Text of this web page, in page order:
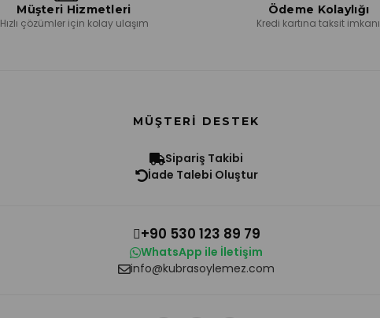
Müşteri Hizmetleri
Hızlı çözümler için kolay ulaşım
Ödeme Kolaylığı
Kredi kartına taksit imkanı
MÜŞTERI DESTEK
Sipariş Takibi
İade Talebi Oluştur
+90 530 123 89 79
WhatsApp ile İletişim
info@kubrasoylemez.com